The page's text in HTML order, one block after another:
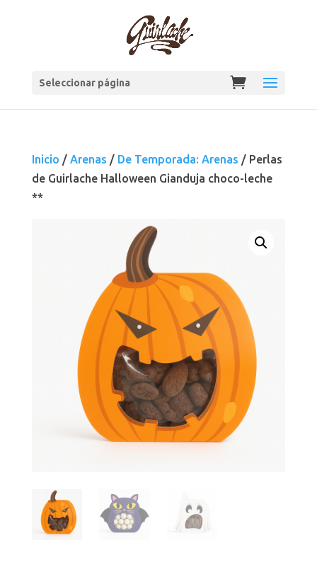
Seleccionar página
Inicio / Arenas / De Temporada: Arenas / Perlas
de Guirlache Halloween Gianduja choco-leche
**